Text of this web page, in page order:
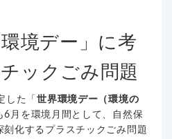
境デー」に考
ックごみ問題
した「世界環境デー（環境の
6月を環境月間として、自然保
化するプラスチックごみ問題